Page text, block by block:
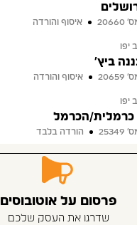
איסוף והורדה
יפו
ביץ'
איסוף והורדה
יפו
כרמלית/הכרמל
הורדה בלבד
פרסום על אוטובוסים
שדרגו את העסק שלכם